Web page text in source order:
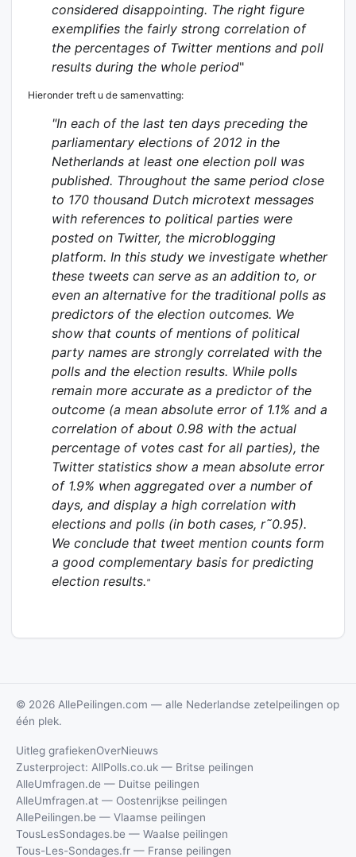
considered disappointing. The right figure
exemplifies the fairly strong correlation of
the percentages of Twitter mentions and poll
results during the whole period"
Hieronder treft u de samenvatting:
"In each of the last ten days preceding the
parliamentary elections of 2012 in the
Netherlands at least one election poll was
published. Throughout the same period close
to 170 thousand Dutch microtext messages
with references to political parties were
posted on Twitter, the microblogging
platform. In this study we investigate whether
these tweets can serve as an addition to, or
even an alternative for the traditional polls as
predictors of the election outcomes. We
show that counts of mentions of political
party names are strongly correlated with the
polls and the election results. While polls
remain more accurate as a predictor of the
outcome (a mean absolute error of 1.1% and a
correlation of about 0.98 with the actual
percentage of votes cast for all parties), the
Twitter statistics show a mean absolute error
of 1.9% when aggregated over a number of
days, and display a high correlation with
elections and polls (in both cases, r˜0.95).
We conclude that tweet mention counts form
a good complementary basis for predicting
election results."
© 2026 AllePeilingen.com — alle Nederlandse zetelpeilingen op
één plek.
Uitleg grafiekenOverNieuws
Zusterproject: AllPolls.co.uk — Britse peilingen
AlleUmfragen.de — Duitse peilingen
AlleUmfragen.at — Oostenrijkse peilingen
AllePeilingen.be — Vlaamse peilingen
TousLesSondages.be — Waalse peilingen
Tous-Les-Sondages.fr — Franse peilingen